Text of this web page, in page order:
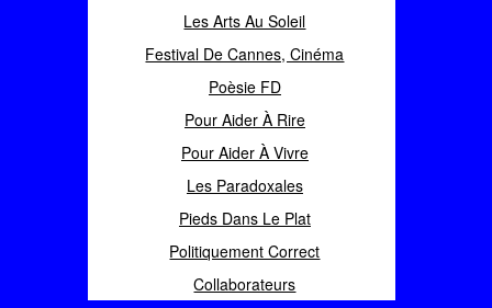
Les Arts Au Soleil
Festival De Cannes, Cinéma
Poèsie FD
Pour Aider À Rire
Pour Aider À Vivre
Les Paradoxales
Pieds Dans Le Plat
Politiquement Correct
Collaborateurs